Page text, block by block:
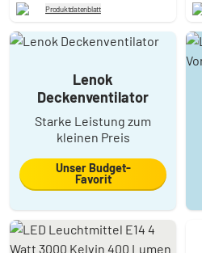
Produktdatenblatt
Lenok
Deckenventilator
Starke Leistung zum
kleinen Preis
Unser Budget-
Favorit